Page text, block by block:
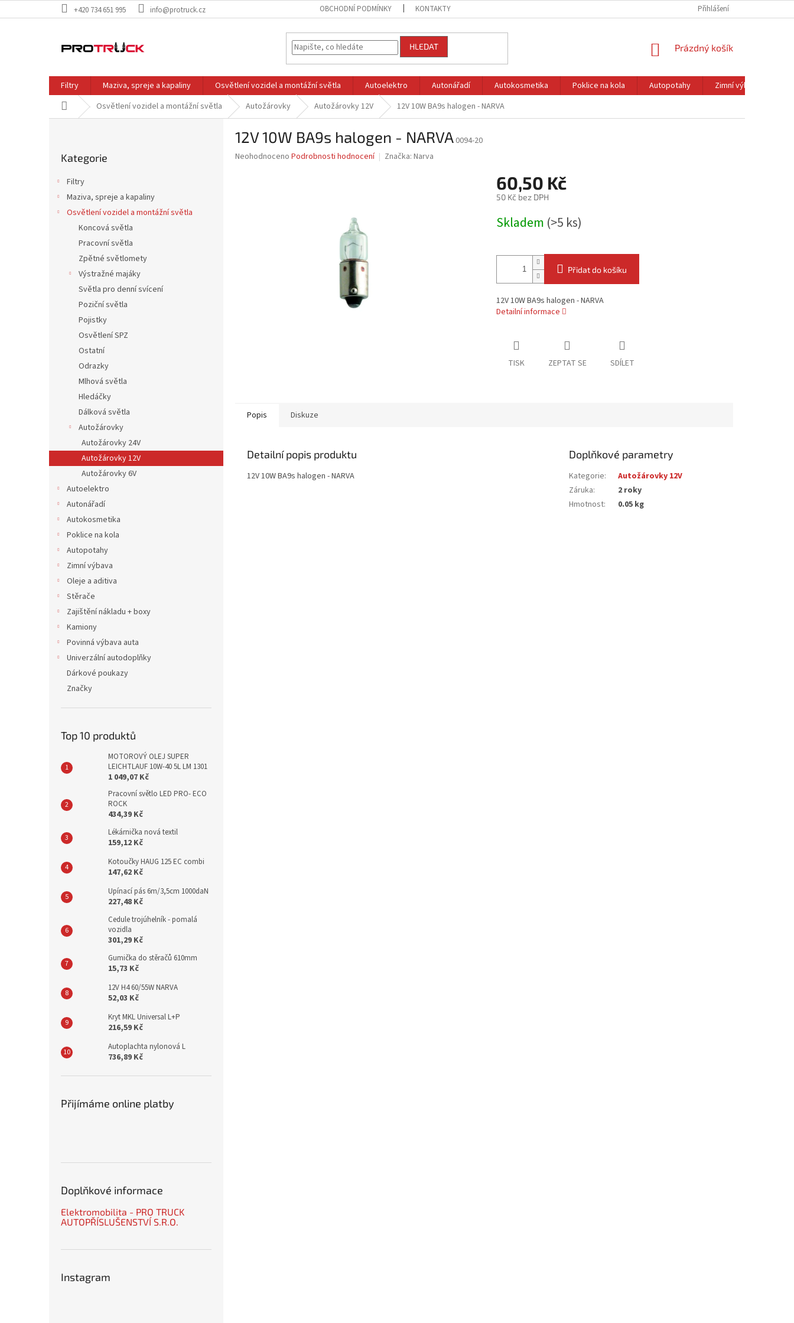
na
+420 734 651 995 info@protruck.cz OBCHODNÍ PODMÍNKY KONTAKTY Přihlášení
HLEDAT
NÁKUPNÍ
Prázdný košík
Filtry Maziva, spreje a kapaliny Osvětlení vozidel a montážní světla Autoelektro Autonářadí Autokosmetika Poklice na kola Autopotahy Zimní výbava
Domů Osvětlení vozidel a montážní světla Autožárovky Autožárovky 12V 12V 10W BA9s halogen - NARVA
kategorie
Kategorie
Filtry
Maziva, spreje a kapaliny
Osvětlení vozidel a montážní světla
Koncová světla
Pracovní světla
Zpětné světlomety
Výstražné majáky
Světla pro denní svícení
Poziční světla
Pojistky
Osvětlení SPZ
Ostatní
Odrazky
Mlhová světla
Hledáčky
Dálková světla
Autožárovky
Autožárovky 24V
Autožárovky 12V
Autožárovky 6V
Autoelektro
Autonářadí
Autokosmetika
Poklice na kola
Autopotahy
Zimní výbava
Oleje a aditiva
Stěrače
Zajištění nákladu + boxy
Kamiony
Povinná výbava auta
Univerzální autodoplňky
Dárkové poukazy
Značky
Top 10 produktů
MOTOROVÝ OLEJ SUPER
LEICHTLAUF 10W-40 5L LM 1301
1 049,07 Kč
Pracovní světlo LED PRO- ECO
ROCK
434,39 Kč
Lékárnička nová textil
159,12 Kč
Kotoučky HAUG 125 EC combi
147,62 Kč
Upínací pás 6m/3,5cm 1000daN
227,48 Kč
Cedule trojúhelník - pomalá
vozidla
301,29 Kč
Gumička do stěračů 610mm
15,73 Kč
12V H4 60/55W NARVA
52,03 Kč
Kryt MKL Universal L+P
216,59 Kč
Autoplachta nylonová L
736,89 Kč
Přijímáme online platby
Doplňkové informace
Elektromobilita - PRO TRUCK
AUTOPŘÍSLUŠENSTVÍ S.R.O.
Instagram
12V 10W BA9s halogen - NARVA 0094-20
Průměrné
Neohodnoceno Podrobnosti hodnocení Značka: Narva
60,50 Kč
50 Kč bez DPH
cena:
Skladem (>5 ks)
Přidat do košíku
12V 10W BA9s halogen - NARVA
Detailní informace
TISK ZEPTAT SE SDÍLET
Popis Diskuze
Detailní popis produktu
12V 10W BA9s halogen - NARVA
Doplňkové parametry
Kategorie:
Autožárovky 12V
Záruka:
2 roky
Hmotnost: 0.05 kg